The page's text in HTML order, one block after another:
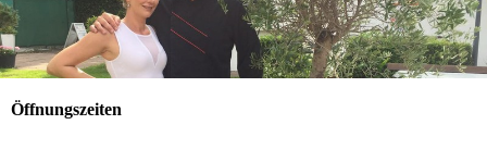
Öffnungszeiten